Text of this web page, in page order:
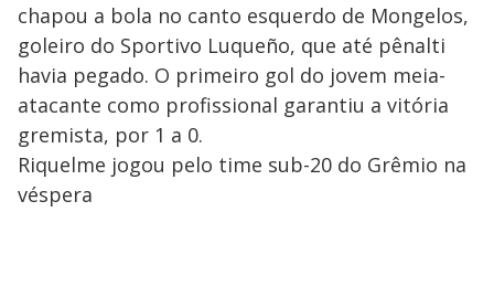
chapou a bola no canto esquerdo de Mongelos,
goleiro do Sportivo Luqueño, que até pênalti
havia pegado. O primeiro gol do jovem meia-
atacante como profissional garantiu a vitória
gremista, por 1 a 0.
Riquelme jogou pelo time sub-20 do Grêmio na
véspera